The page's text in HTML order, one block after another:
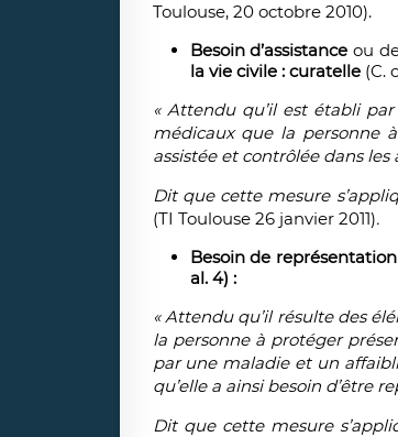
Toulouse, 20 octobre 2010).
Besoin d’assistanceou
la vie civile : curatelle (C.
« Attendu qu’il est établi
médicaux que la personne
assistée et contrôlée dans
Dit que cette mesure
(TI Toulouse 26 janvier 2011).
Besoin de
al. 4) :
« Attendu qu’il résulte des
la personne à protéger
par une maladie et un
qu’elle a ainsi besoin d’être
Dit que cette mesure